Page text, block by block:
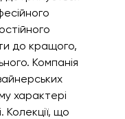
до кращого,
Компанія
характері
Колекції, що